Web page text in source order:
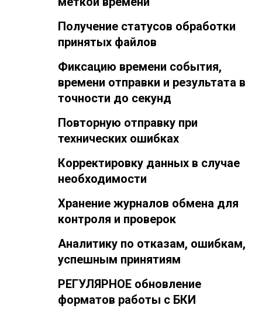
Получение статусов обработки
принятых файлов
Фиксацию времени события,
времени отправки и результата в
точности до секунд
Повторную отправку при
технических ошибках
Корректировку данных в случае
необходимости
Хранение журналов обмена для
контроля и проверок
Аналитику по отказам, ошибкам,
успешным принятиям
РЕГУЛЯРНОЕ обновление
форматов работы с БКИ